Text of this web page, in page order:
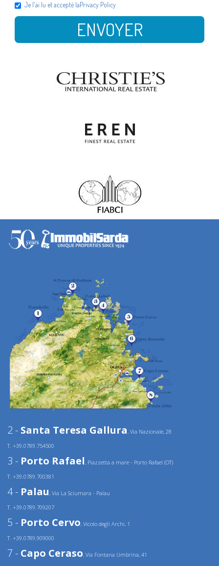
Je l'ai lu et accepté laPrivacy Policy
ENVOYER
2 - Santa Teresa Gallura, Via Nazionale, 28
T. +39.0789.754500
3 - Porto Rafael, Piazzetta a mare - Porto Rafael (OT)
T. +39.0789.700381
4 - Palau, Via La Sciumara - Palau
T. +39.0789.709207
5 - Porto Cervo, Vicolo degli Archi, 1
T. +39.0789.909000
7 - Capo Ceraso, Via Fontana Umbrina, 41